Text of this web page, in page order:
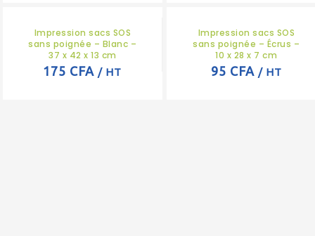
Impression sacs SOS
sans poignée – Blanc –
37 x 42 x 13 cm
175 CFA / HT
Impression sacs SOS
sans poignée – Écrus –
10 x 28 x 7 cm
95 CFA / HT